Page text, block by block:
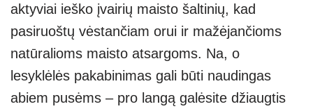
aktyviai ieško įvairių maisto šaltinių, kad
pasiruoštų vėstančiam orui ir mažėjančioms
natūralioms maisto atsargoms. Na, o
lesyklėlės pakabinimas gali būti naudingas
abiem pusėms – pro langą galėsite džiaugtis